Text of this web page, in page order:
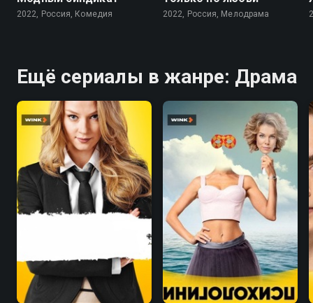
2022, Россия, Комедия 2022, Россия, Мелодрама
Ещё сериалы в жанре: Драма
7.2 5.7 7.9